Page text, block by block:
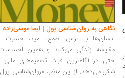
نگاهی به روان‌شناسی پول | ایما موسی‌زاده
انسان‌ها با ترس، طمع، امید، حسرت
مقایسه زندگی می‌کنند و همین
حتی در آگاه‌ترین افراد، تصمیم‌های مالی
شکل می‌دهد. از این منظر، «روان‌شناسی